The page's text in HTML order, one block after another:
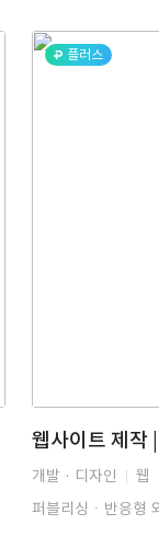
플러스
개발 · 디자인
웹
퍼블리싱ㆍ반응형